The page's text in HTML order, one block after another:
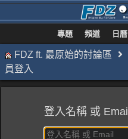
專題 頻道 日曆
FDZ ft. 最原始的討論區
員登入
登入名稱 或 Email